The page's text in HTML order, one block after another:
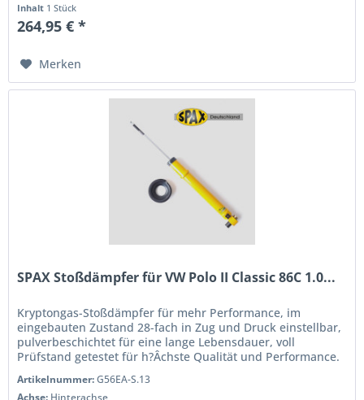
Inhalt 1 Stück
264,95 € *
Merken
SPAX Stoßdämpfer für VW Polo II Classic 86C 1.0...
Kryptongas-Stoßdämpfer für mehr Performance, im
eingebauten Zustand 28-fach in Zug und Druck einstellbar,
pulverbeschichtet für eine lange Lebensdauer, voll
Prüfstand getestet für h?Âchste Qualität und Performance.
Artikelnummer:G56EA-S.13